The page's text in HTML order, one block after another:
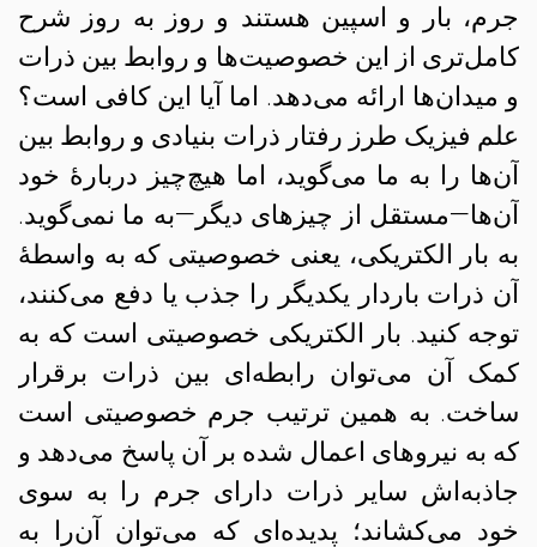
جرم، بار و اسپین هستند و روز به روز شرح
کامل‌تری از این خصوصیت‌ها و روابط بین ذرات
و میدان‌ها ارائه می‌دهد. اما آیا این کافی است؟
علم فیزیک طرز رفتار ذرات بنیادی و روابط بین‌
آن‌ها را به ما می‌گوید، اما هیچ‌چیز دربارهٔ خود
آن‌ها—مستقل از چیزهای دیگر—به ما نمی‌گوید.
به بار الکتریکی، یعنی خصوصیتی که به واسطهٔ
آن ذرات باردار یکدیگر را جذب یا دفع می‌کنند،
توجه کنید. بار الکتریکی خصوصیتی است که به
کمک آن می‌توان رابطه‌ای بین ذرات برقرار
ساخت. به همین ترتیب جرم خصوصیتی است
که به نیروهای اعمال شده بر آن پاسخ می‌دهد و
جاذبه‌اش سایر ذرات دارای جرم را به سوی
خود می‌کشاند؛ پدیده‌ای که می‌توان آن‌را به